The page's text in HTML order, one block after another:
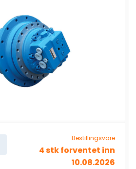
Bestillingsvare
4 stk forventet inn
10.08.2026